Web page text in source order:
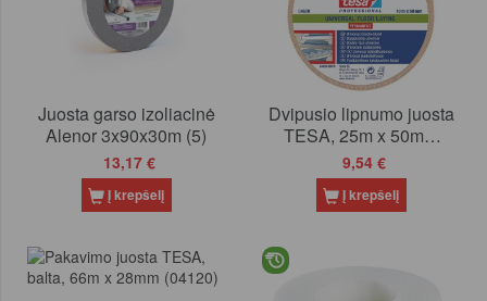
Juosta garso izoliacinė
Alenor 3x90x30m (5)
13,17 €
Į krepšelį
Dvipusio lipnumo juosta
TESA, 25m x 50mm
(064620)
9,54 €
Į krepšelį